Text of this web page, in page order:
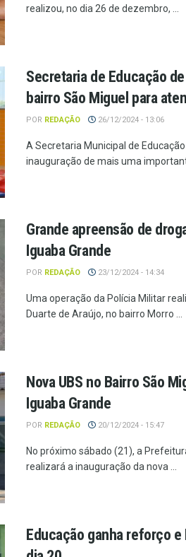
realizou, no dia 26 de dezembro, ...
Secretaria de Educação
bairro São Miguel para
POR REDAÇÃO 26/12/2024 - 13:06
A Secretaria Municipal de
inauguração de mais uma
Grande apreensão de
Iguaba Grande
POR REDAÇÃO 23/12/2024 - 14:34
Uma operação da Polícia Militar
Duarte de Araújo, no bairro Morro ...
Nova UBS no Bairro São
Iguaba Grande
POR REDAÇÃO 20/12/2024 - 15:47
No próximo sábado (21), a
realizará a inauguração da nova ...
Educação ganha reforço e